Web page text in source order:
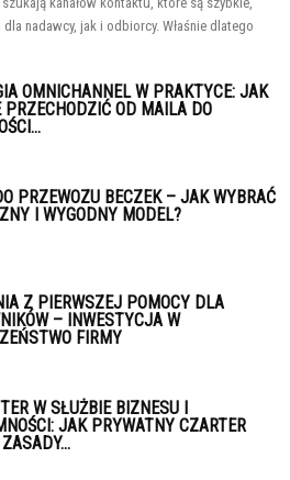
nadawcy, jak i odbiorcy. Właśnie dlatego
OMNICHANNEL W PRAKTYCE: JAK
PRZECHODZIĆ OD MAILA DO
PRZEWOZU BECZEK – JAK WYBRAĆ
I WYGODNY MODEL?
Z PIERWSZEJ POMOCY DLA
– INWESTYCJA W
FIRMY
W SŁUŻBIE BIZNESU I
JAK PRYWATNY CZARTER